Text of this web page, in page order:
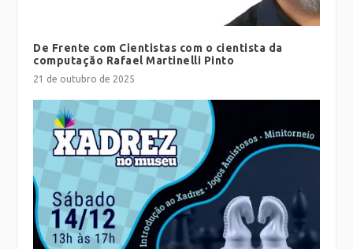
De Frente com Cientistas com o cientista da
computação Rafael Martinelli Pinto
21 de outubro de 2025